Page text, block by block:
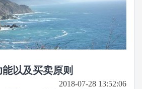
以及买卖原则
2018-07-28 13:52:06